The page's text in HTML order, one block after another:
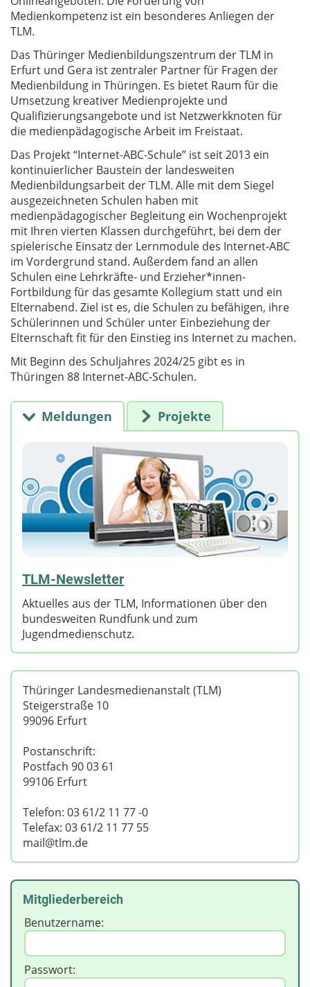
Medienkompetenz ist ein besonderes Anliegen der
TLM.
Das Thüringer Medienbildungszentrum der TLM in
Erfurt und Gera ist zentraler Partner für Fragen der
Medienbildung in Thüringen. Es bietet Raum für die
Umsetzung kreativer Medienprojekte und
Qualifizierungsangebote und ist Netzwerkknoten für
die medienpädagogische Arbeit im Freistaat.
Das Projekt “Internet-ABC-Schule” ist seit 2013 ein
kontinuierlicher Baustein der landesweiten
Medienbildungsarbeit der TLM. Alle mit dem Siegel
ausgezeichneten Schulen haben mit
medienpädagogischer Begleitung ein Wochenprojekt
mit Ihren vierten Klassen durchgeführt, bei dem der
spielerische Einsatz der Lernmodule des Internet-ABC
im Vordergrund stand. Außerdem fand an allen
Schulen eine Lehrkräfte- und Erzieher*innen-
Fortbildung für das gesamte Kollegium statt und ein
Elternabend. Ziel ist es, die Schulen zu befähigen, ihre
Schülerinnen und Schüler unter Einbeziehung der
Elternschaft fit für den Einstieg ins Internet zu machen.
Mit Beginn des Schuljahres 2024/25 gibt es in
Thüringen 88 Internet-ABC-Schulen.
Meldungen Projekte
TLM-Newsletter
Aktuelles aus der TLM, Informationen über den
bundesweiten Rundfunk und zum
Jugendmedienschutz.
Thüringer Landesmedienanstalt (TLM)
Steigerstraße 10
99096 Erfurt
Postanschrift:
Postfach 90 03 61
99106 Erfurt
Telefon: 03 61/2 11 77 -0
Telefax: 03 61/2 11 77 55
mail@tlm.de
Mitgliederbereich
Benutzername:
Passwort: